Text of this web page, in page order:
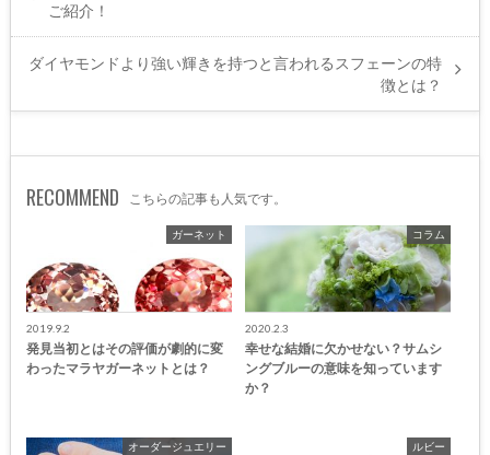
ご紹介！
ダイヤモンドより強い輝きを持つと言われるスフェーンの特
徴とは？
RECOMMEND こちらの記事も人気です。
ガーネット
2019.9.2
発見当初とはその評価が劇的に変
わったマラヤガーネットとは？
コラム
2020.2.3
幸せな結婚に欠かせない？サムシ
ングブルーの意味を知っています
か？
オーダージュエリー ルビー